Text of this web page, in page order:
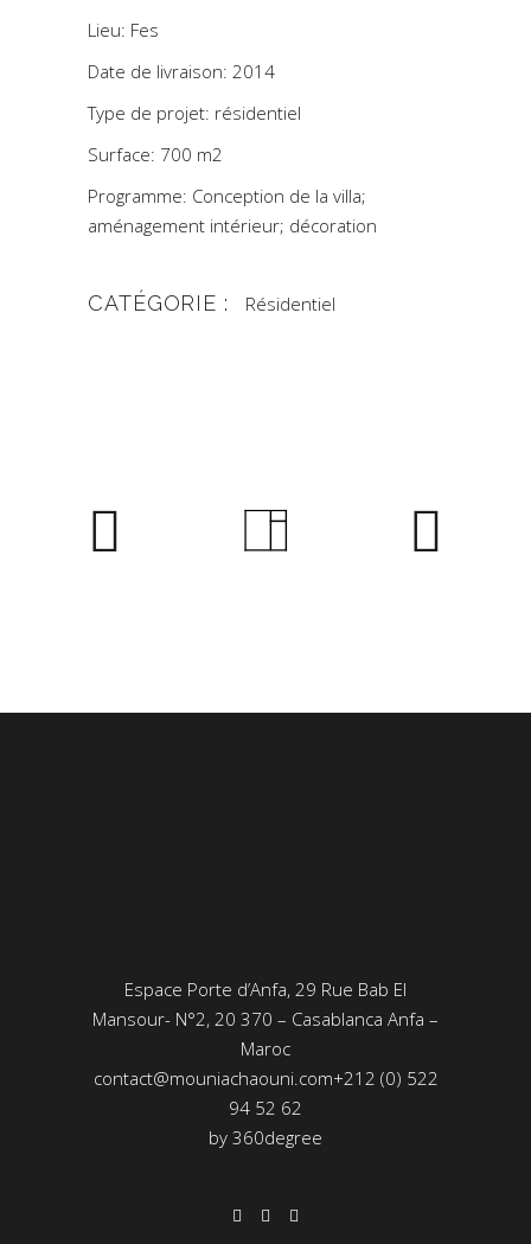
Lieu: Fes
Date de livraison: 2014
Type de projet: résidentiel
Surface: 700 m2
Programme: Conception de la villa;
aménagement intérieur; décoration
CATÉGORIE : Résidentiel
Espace Porte d’Anfa, 29 Rue Bab El
Mansour- N°2, 20 370 – Casablanca Anfa –
Maroc
contact@mouniachaouni.com+212 (0) 522
94 52 62
by 360degree